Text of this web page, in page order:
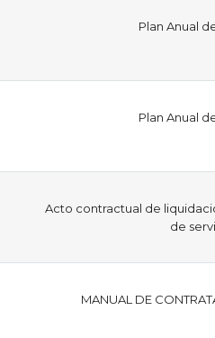
Plan Anual
Plan Anual
Acto contractual de
de
MANUAL DE